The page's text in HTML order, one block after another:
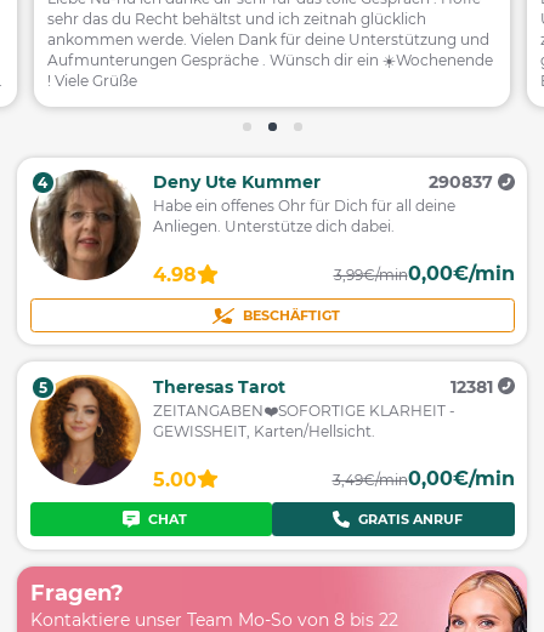
sehr das du Recht behältst und ich zeitnah glücklich
ankommen werde. Vielen Dank für deine Unterstützung und
Aufmunterungen Gespräche . Wünsch dir ein ☀️Wochenende
! Viele Grüße
Fragen?
Kontaktiere unser Team Mo-So von 8 bis 22
4 Deny Ute Kummer 290837
Habe ein offenes Ohr für Dich für all deine
Anliegen. Unterstütze dich dabei.
4.98 3,99€/min0,00€/min
BESCHÄFTIGT
5 Theresas Tarot 12381
ZEITANGABEN❤️SOFORTIGE KLARHEIT -
GEWISSHEIT, Karten/Hellsicht.
5.00 3,49€/min0,00€/min
CHAT GRATIS ANRUF